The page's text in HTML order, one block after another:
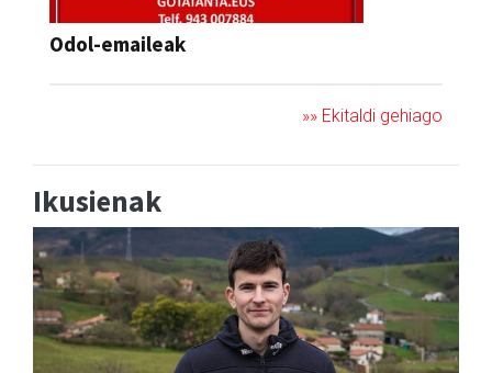
Odol-emaileak
»» Ekitaldi gehiago
Ikusienak